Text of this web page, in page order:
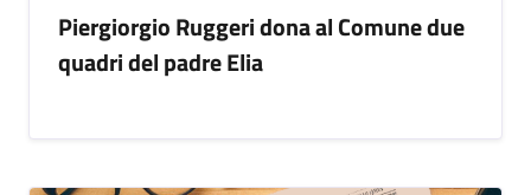
Piergiorgio Ruggeri dona al Comune due
quadri del padre Elia